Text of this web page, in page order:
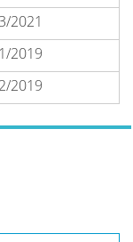
2021
2019
2019